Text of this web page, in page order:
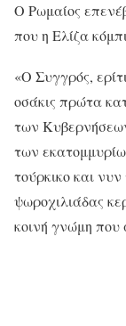
Ο Ρωμαίος
που η Ελίζα
«Ο Συγγρός,
οσάκις πρώτα
των
των
τούρκικο και
ψωροχιλιάδας
κοινή γνώμη που